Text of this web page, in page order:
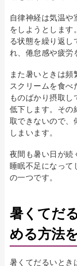
自律神経は気温
をしようとしま
る状態を繰り返
れ、倦怠感や疲労
また暑いときは
スクリームを食べ
ものばかり摂取
低下します。その
取できないので、
しまいます。
夜間も暑い日が続
睡眠不足になって
の一つです。
暑くてだ
める方法
暑くてだるいとき